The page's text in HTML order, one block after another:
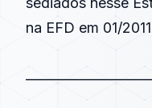
na EFD em 01/